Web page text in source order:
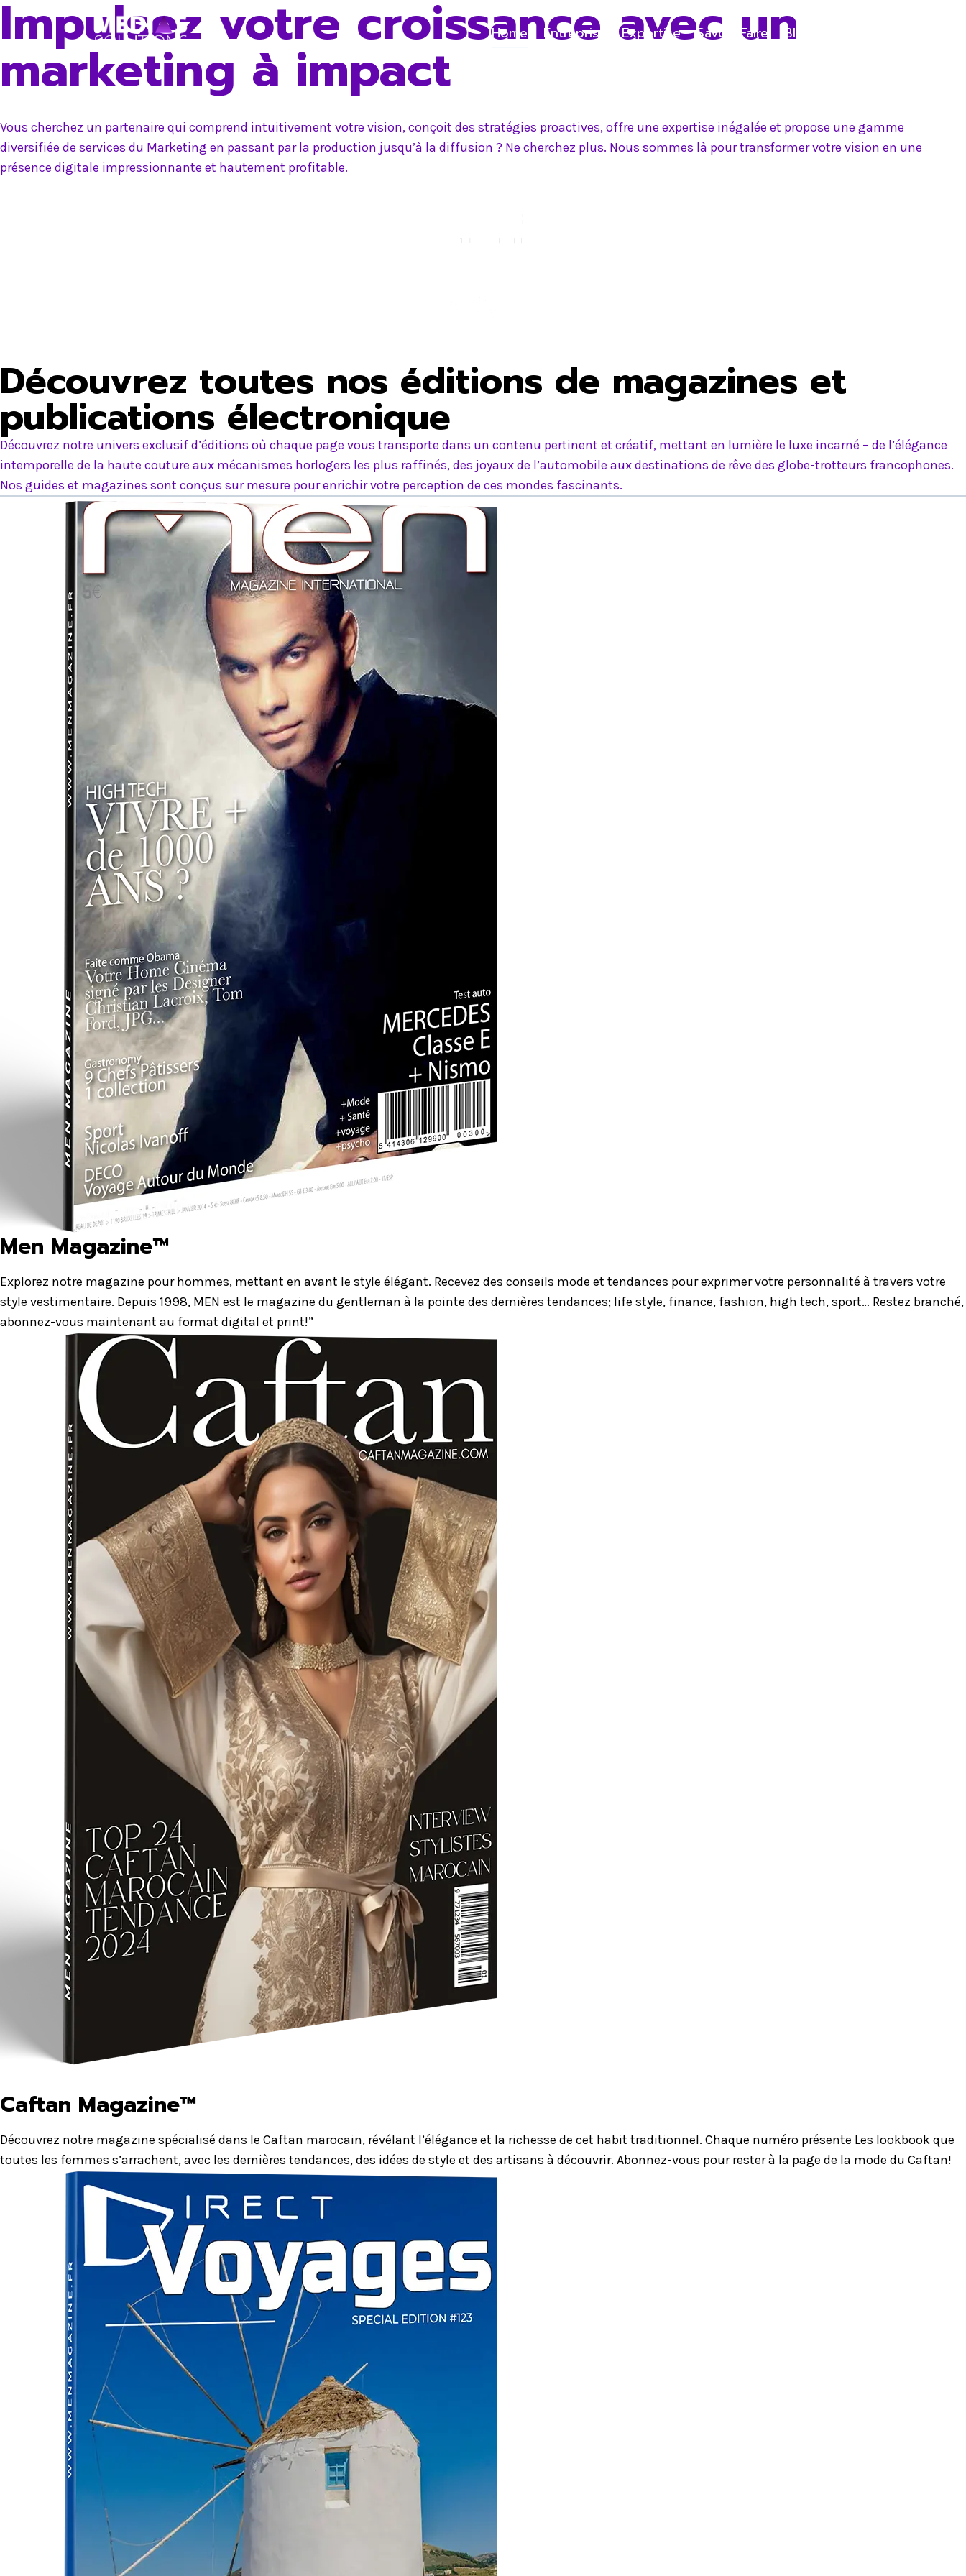
Skip
Home Entreprise Expertise Savoir-Faire Blog
Impulsez votre croissance avec un
marketing à impact
Vous cherchez un partenaire qui comprend intuitivement votre vision, conçoit des stratégies proactives, offre une expertise inégalée et propose une gamme
diversifiée de services du Marketing en passant par la production jusqu’à la diffusion ? Ne cherchez plus. Nous sommes là pour transformer votre vision en une
présence digitale impressionnante et hautement profitable.
Découvrez toutes nos éditions de magazines et
publications électronique
Découvrez notre univers exclusif d’éditions où chaque page vous transporte dans un contenu pertinent et créatif, mettant en lumière le luxe incarné – de l’élégance
intemporelle de la haute couture aux mécanismes horlogers les plus raffinés, des joyaux de l’automobile aux destinations de rêve des globe-trotteurs francophones.
Nos guides et magazines sont conçus sur mesure pour enrichir votre perception de ces mondes fascinants.
Men Magazine™
Explorez notre magazine pour hommes, mettant en avant le style élégant. Recevez des conseils mode et tendances pour exprimer votre personnalité à travers votre
style vestimentaire. Depuis 1998, MEN est le magazine du gentleman à la pointe des dernières tendances; life style, finance, fashion, high tech, sport… Restez branché,
abonnez-vous maintenant au format digital et print!”
Caftan Magazine™
Découvrez notre magazine spécialisé dans le Caftan marocain, révélant l’élégance et la richesse de cet habit traditionnel. Chaque numéro présente Les lookbook que
toutes les femmes s’arrachent, avec les dernières tendances, des idées de style et des artisans à découvrir. Abonnez-vous pour rester à la page de la mode du Caftan!